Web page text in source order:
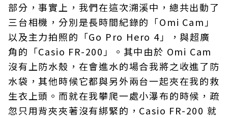
部分，事實上，我們在這次溯溪中，總共出動了
三台相機，分別是長時間紀錄的「Omi Cam」
以及主力拍照的「Go Pro Hero 4」，與超廣
角的「Casio FR-200」。其中由於 Omi Cam
沒有上防水殼，在會進水的場合我將之收進了防
水袋，其他時候它都與另外兩台一起夾在我的救
生衣上頭。而就在我攀爬一處小瀑布的時候，疏
忽只用背夾夾著沒有綁緊的，Casio FR-200 就